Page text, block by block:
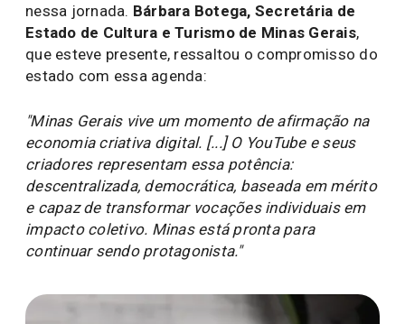
nessa jornada. Bárbara Botega, Secretária de
Estado de Cultura e Turismo de Minas Gerais,
que esteve presente, ressaltou o compromisso do
estado com essa agenda:
"Minas Gerais vive um momento de afirmação na
economia criativa digital. [...] O YouTube e seus
criadores representam essa potência:
descentralizada, democrática, baseada em mérito
e capaz de transformar vocações individuais em
impacto coletivo. Minas está pronta para
continuar sendo protagonista."